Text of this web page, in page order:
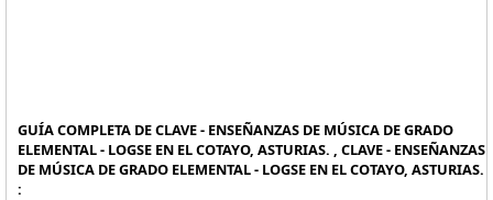
GUÍA COMPLETA DE CLAVE - ENSEÑANZAS DE MÚSICA DE GRADO
ELEMENTAL - LOGSE EN EL COTAYO, ASTURIAS. , CLAVE - ENSEÑANZAS
DE MÚSICA DE GRADO ELEMENTAL - LOGSE EN EL COTAYO, ASTURIAS.
: